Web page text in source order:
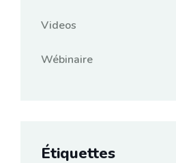
Videos
Wébinaire
Étiquettes